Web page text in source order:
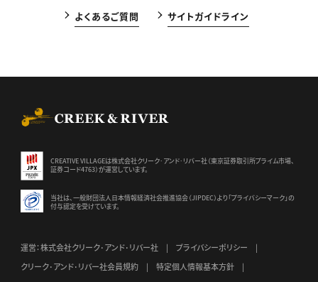
よくあるご質問 サイトガイドライン
CREATIVE VILLAGEは株式会社クリーク･アンド･リバー社（東京証券取引所プライム市場、
証券コード4763）が運営しています。
当社は、一般財団法人日本情報経済社会推進協会（JIPDEC）より 「プライバシーマーク」の
付与認定を受けています。
運営：株式会社クリーク･アンド･リバー社
プライバシーポリシー
クリーク･アンド･リバー社会員規約
特定個人情報基本方針